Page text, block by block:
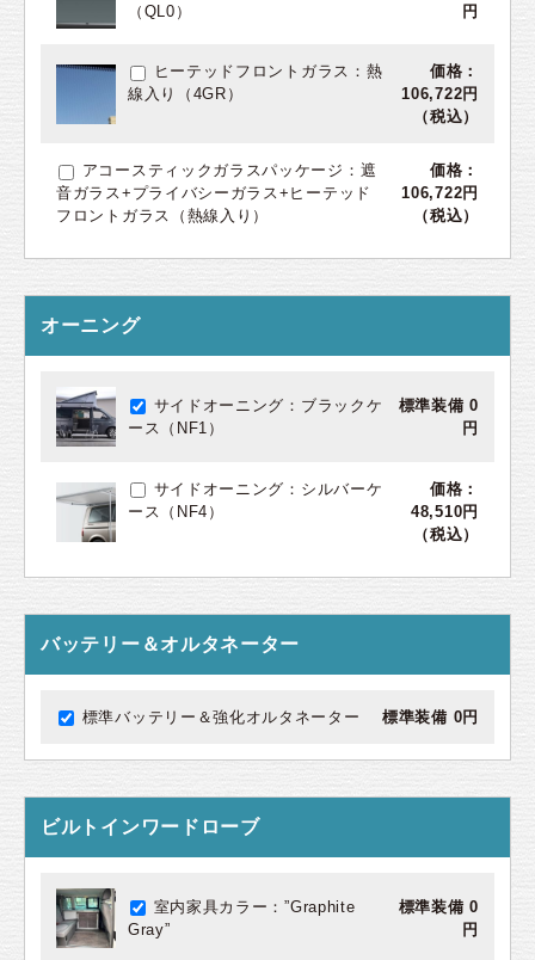
（QL0）
円
ヒーテッドフロントガラス：熱
線入り（4GR）
価格：
106,722円
（税込）
アコースティックガラスパッケージ：遮
音ガラス+プライバシーガラス+ヒーテッド
フロントガラス（熱線入り）
価格：
106,722円
（税込）
オーニング
サイドオーニング：ブラックケ
ース（NF1）
標準装備 0
円
サイドオーニング：シルバーケ
ース（NF4）
価格：
48,510円
（税込）
バッテリー＆オルタネーター
標準バッテリー＆強化オルタネーター 標準装備 0円
ビルトインワードローブ
室内家具カラー：”Graphite
Gray”
標準装備 0
円